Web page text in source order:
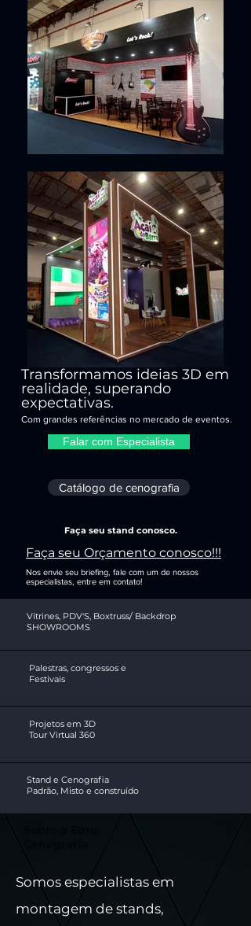
Transformamos ideias 3D em
realidade, superando
expectativas.
Com grandes referências no mercado de eventos.
Falar com Especialista
Catálogo de cenografia
Faça seu stand conosco.
Faça seu Orçamento conosco!!!
Nos envie seu briefing, fale com um de nossos
especialistas, entre em contato!
Vitrines, PDV'S, Boxtruss/ Backdrop
SHOWROOMS
Palestras, congressos e
Festivais
Projetos em 3D
Tour Virtual 360
Stand e Cenografia
Padrão, Misto e construído
Somos especialistas em
montagem de stands,